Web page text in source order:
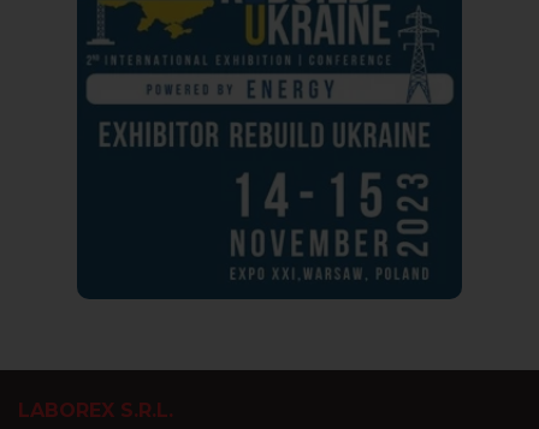
LABOREX S.R.L.